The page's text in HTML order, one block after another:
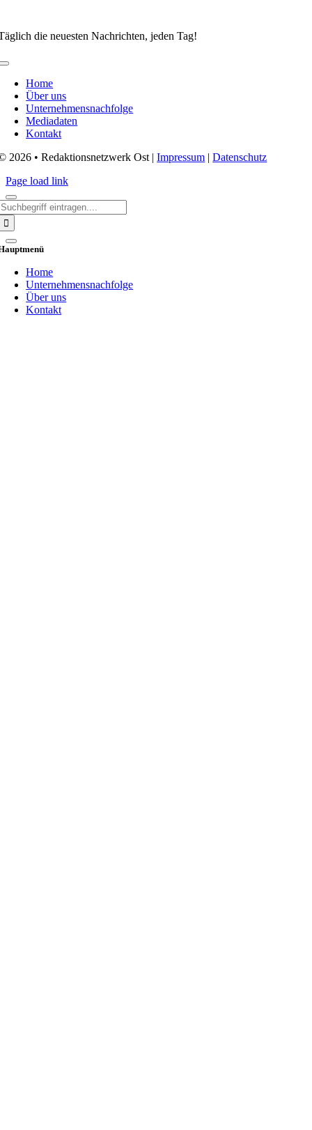
die neuesten Nachrichten, jeden Tag!
Toggle
NavigationHome
Über uns
Unternehmensnachfolge
Mediadaten
Kontakt
2026 • Redaktionsnetzwerk Ost |Impressum |Datenschutz
Page load link
Home
Unternehmensnachfolge
Über uns
Kontakt